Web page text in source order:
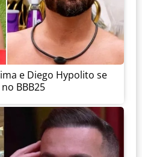
e Diego Hypolito se
BBB25